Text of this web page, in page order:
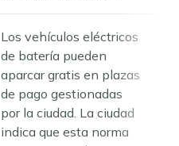
Los vehículos eléctricos
de batería pueden
aparcar gratis en plazas
de pago gestionadas
por la ciudad. La ciudad
indica que esta norma